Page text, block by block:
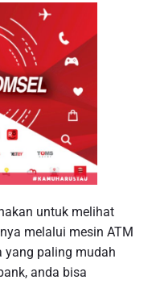
untuk melihat
melalui mesin ATM
yang paling mudah
anda bisa